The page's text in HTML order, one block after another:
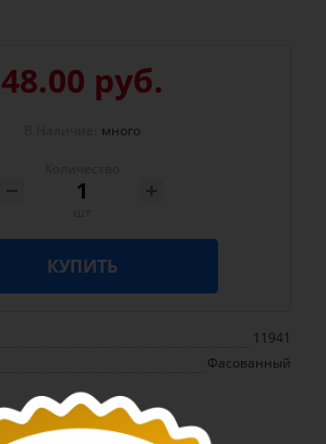
48.00 руб.
много
КУПИТЬ
11941
Фасованный